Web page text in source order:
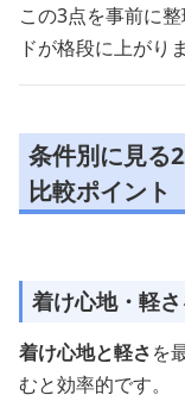
この3点を事前に
ドが格段に上がり
条件別に見る
比較ポイント
着け心地・軽
着け心地と軽さを
むと効率的です。